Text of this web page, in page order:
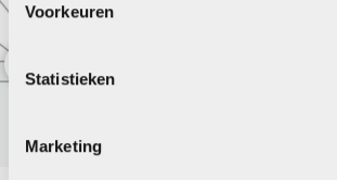
Voorkeuren
Statistieken
Marketing
Kleinmateriaal en overige
ZIJKAP + MIDDENPANEEL